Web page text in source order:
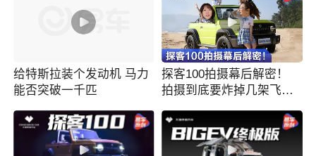
给特斯拉装个发动机 马力
能否突破一千匹
探客100拍摄幕后解密！
拍摄到底要炸掉几架飞